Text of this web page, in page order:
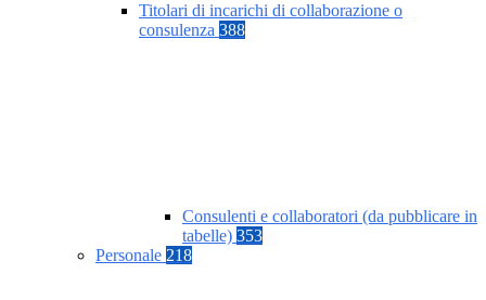
Titolari di incarichi di collaborazione o
consulenza 388
Consulenti e collaboratori (da pubblicare in
tabelle) 353
Personale 218